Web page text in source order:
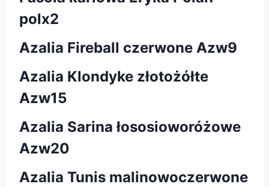
polx2
Azalia Fireball czerwone Azw9
Azalia Klondyke złotożółte
Azw15
Azalia Sarina łososioworóżowe
Azw20
Azalia Tunis malinowoczerwone